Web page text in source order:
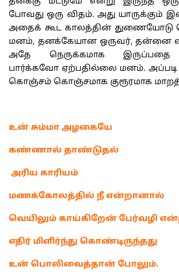
போவது ஒரு விதம். அது யாருக்கும்
அதைக் கூட காலத்தின் துணையோடு
மனம், தனக்கேயான ஒருவர், தன்னை
அதே நெருக்கமாக
பார்க்கவோ ஏற்பதில்லை மனம். அப்படி
கொஞ்சம் கொஞ்சமாக குரூரமாக மாறத்
உன் சும்மா அழகையே
கண்ணால் தாண்டுதல்
அரிய காரியம்
மணக்கோலத்தில் நீ என்றானால்
வெயிலும் காய்கிறேன் பேர்வழி
எதிர் மிளிர்ந்து கொண்டிருந்தது
உன் பொலிவைத்தான் போலும்.